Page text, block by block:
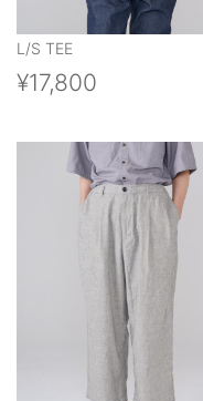
L/S TEE
¥17,800